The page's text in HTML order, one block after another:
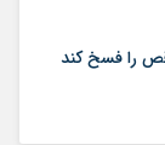
را فسخ کند